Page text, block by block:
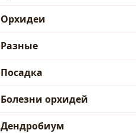
Орхидеи
Разные
Посадка
Болезни орхидей
Дендробиум